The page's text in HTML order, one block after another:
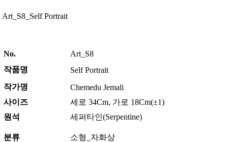
Art_S8_Self Portrait
No.
Art_S8
작품명
Self Portrait
작가명
Chemedu Jemali
사이즈
세로 34Cm, 가로 18Cm(±1)
원석
세퍼타인(Serpentine)
분류 소형_자화상